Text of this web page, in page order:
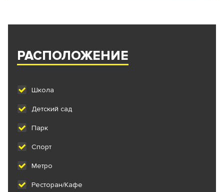
РАСПОЛОЖЕНИЕ
Школа
Детский сад
Парк
Спорт
Метро
Ресторан/Кафе